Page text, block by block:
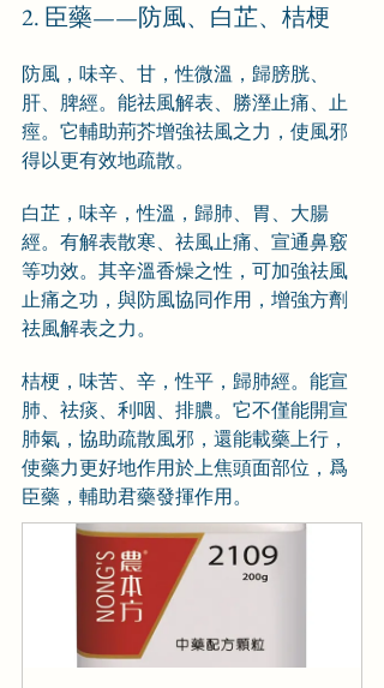
2. 臣藥——防風、白芷、桔梗
防風，味辛、甘，性微溫，歸膀胱、
肝、脾經。能祛風解表、勝溼止痛、止
痙。它輔助荊芥增強祛風之力，使風邪
得以更有效地疏散。
白芷，味辛，性溫，歸肺、胃、大腸
經。有解表散寒、祛風止痛、宣通鼻竅
等功效。其辛溫香燥之性，可加強祛風
止痛之功，與防風協同作用，增強方劑
祛風解表之力。
桔梗，味苦、辛，性平，歸肺經。能宣
肺、祛痰、利咽、排膿。它不僅能開宣
肺氣，協助疏散風邪，還能載藥上行，
使藥力更好地作用於上焦頭面部位，爲
臣藥，輔助君藥發揮作用。